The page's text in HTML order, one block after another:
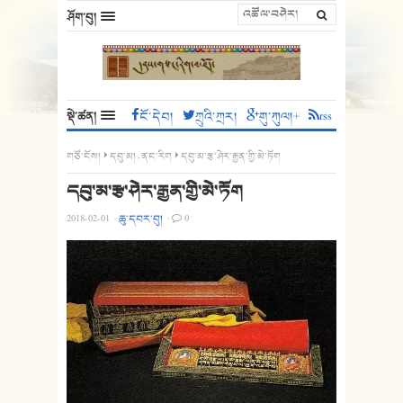
ཤོག་བུ།
སྡེ་ཚན། ངོ་དེབ། ཀྲུའི་ཀྲར། གུ་ཀུལ།+ rss
གཙོ་ངོས། དབུ་མ།,ནང་རིག དབུ་མ་རྩ་ཤེར་རྒྱན་གྱི་མེ་ཏོག
དབུ་མ་རྩ་ཤེར་རྒྱན་གྱི་མེ་ཏོག
2018-02-01 ·ཆུ་དབར་བུ། · 0